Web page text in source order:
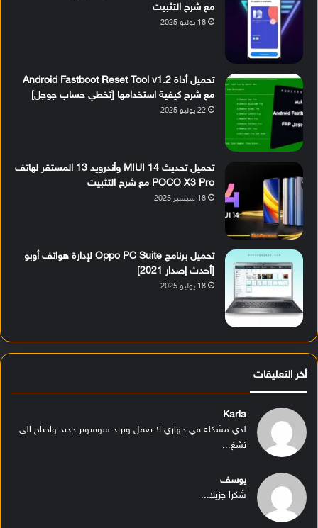
مع شرح التثبيت
18 يوليو 2025
تحميل أداة Android Fastboot Reset Tool v1.2
مع شرح كيفية استخدامها [تخطي حساب جوجل]
22 يوليو 2025
تحميل تحديث MIUI 14 وأندرويد 13 المستقر لهاتف
POCO X3 Pro مع شرح التثبيت
18 سبتمبر 2025
تحميل برنامج Oppo PC Suite لإدارة هواتف أوبو
[أحدث إصدار 2021]
18 يوليو 2025
أخر التعليقات
Karla
لدي مشكله في جهازي لا يعمل ويريد سوفتوير جديد واحتاج الى
تشغ...
يوسف
شكرا جزيلا...